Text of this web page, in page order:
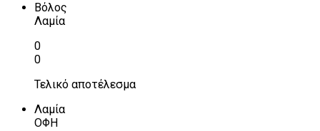
Βόλος
Λαμία
0
0
Τελικό αποτέλεσμα
Λαμία
ΟΦΗ